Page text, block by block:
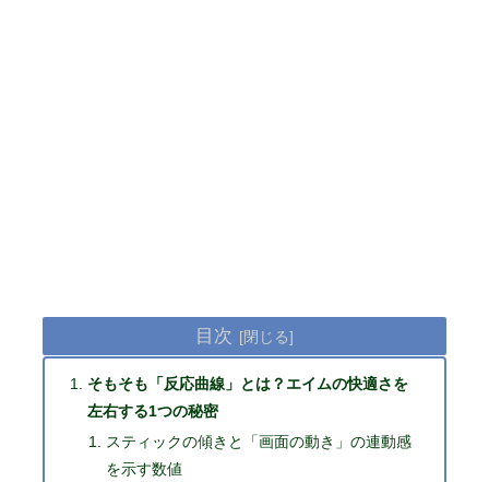
目次
そもそも「反応曲線」とは？エイムの快適さを
左右する1つの秘密
スティックの傾きと「画面の動き」の連動感
を示す数値